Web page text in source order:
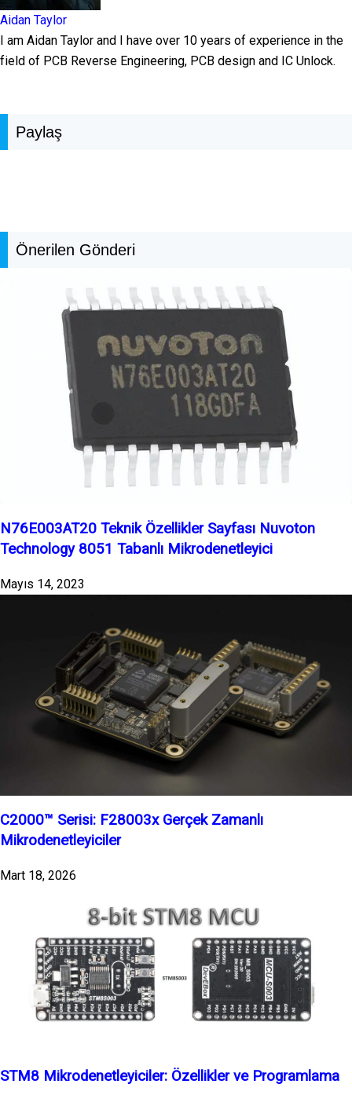
Aidan Taylor
I am Aidan Taylor and I have over 10 years of experience in the
field of PCB Reverse Engineering, PCB design and IC Unlock.
Paylaş
Önerilen Gönderi
N76E003AT20 Teknik Özellikler Sayfası Nuvoton
Technology 8051 Tabanlı Mikrodenetleyici
Mayıs 14, 2023
C2000™ Serisi: F28003x Gerçek Zamanlı
Mikrodenetleyiciler
Mart 18, 2026
STM8 Mikrodenetleyiciler: Özellikler ve Programlama